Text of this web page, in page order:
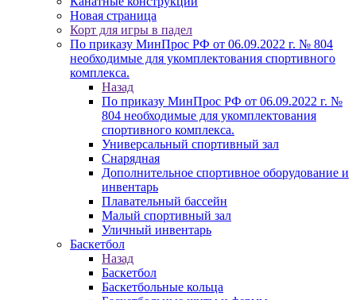
Новая страница
Корт для игры в падел
По приказу МинПрос РФ от 06.09.2022 г. № 804
необходимые для укомплектования спортивного
комплекса.
Назад
По приказу МинПрос РФ от 06.09.2022 г. №
804 необходимые для укомплектования
спортивного комплекса.
Универсальный спортивный зал
Снарядная
Дополнительное спортивное оборудование и
инвентарь
Плавательный бассейн
Малый спортивный зал
Уличный инвентарь
Баскетбол
Назад
Баскетбол
Баскетбольные кольца